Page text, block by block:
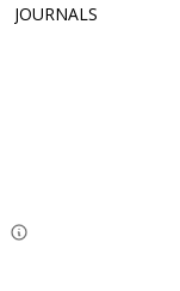
JOURNALS